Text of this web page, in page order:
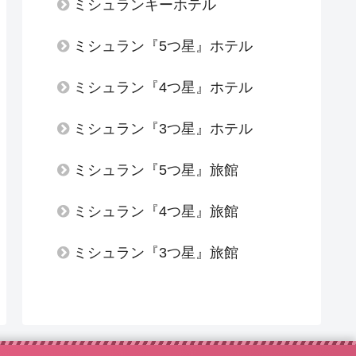
ミシュランキーホテル
ミシュラン『5つ星』ホテル
ミシュラン『4つ星』ホテル
ミシュラン『3つ星』ホテル
ミシュラン『5つ星』旅館
ミシュラン『4つ星』旅館
ミシュラン『3つ星』旅館